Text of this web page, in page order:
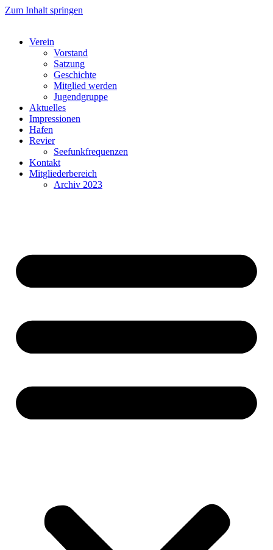
Zum Inhalt springen
Verein
Vorstand
Satzung
Geschichte
Mitglied werden
Jugendgruppe
Aktuelles
Impressionen
Hafen
Revier
Seefunkfrequenzen
Kontakt
Mitgliederbereich
Archiv 2023